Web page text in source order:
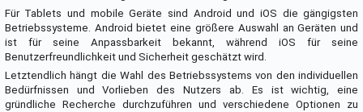
Für Tablets und mobile Geräte sind Android und iOS die gängigsten
Betriebssysteme. Android bietet eine größere Auswahl an Geräten und
ist für seine Anpassbarkeit bekannt, während iOS für seine
Benutzerfreundlichkeit und Sicherheit geschätzt wird.
Letztendlich hängt die Wahl des Betriebssystems von den individuellen
Bedürfnissen und Vorlieben des Nutzers ab. Es ist wichtig, eine
gründliche Recherche durchzuführen und verschiedene Optionen zu